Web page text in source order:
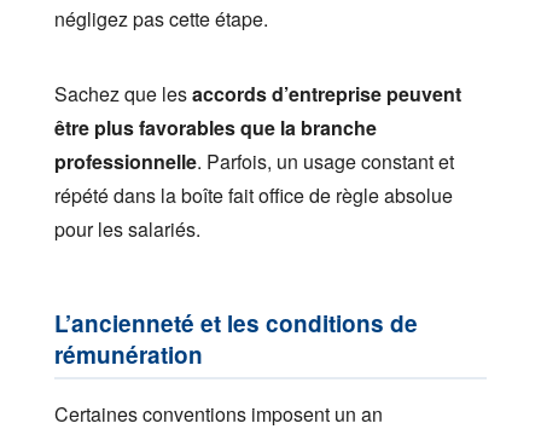
négligez pas cette étape.
Sachez que lesaccords d’entreprise peuvent
être plus favorables que la branche
professionnelle. Parfois, un usage constant et
répété dans la boîte fait office de règle absolue
pour les salariés.
L’ancienneté et les conditions de
rémunération
Certaines conventions imposent un an